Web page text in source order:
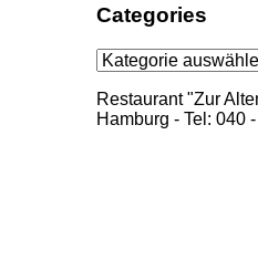
Categories
Categories
Restaurant "Zur
Hamburg - Tel: 040